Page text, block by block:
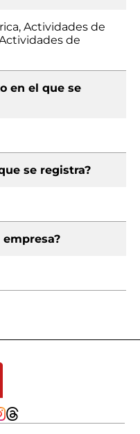
Actividades de
de
en el que se
se registra?